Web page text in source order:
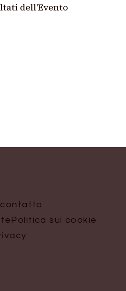
dell'Evento
Politica sui cookie